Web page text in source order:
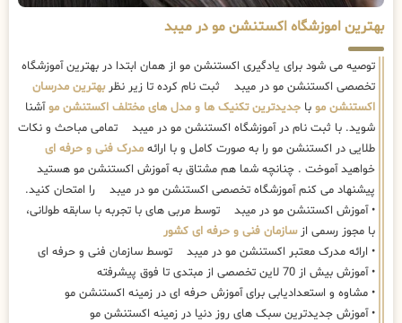
بهترین اموزشگاه اکستنشن مو در میبد
توصیه می شود برای یادگیری اکستنشن مو از همان ابتدا در بهترین آموزشگاه
تخصصی اکستنشن مو در میبد ثبت نام کرده تا زیر نظربهترین مدرسان
اکستنشن مو با جدیدترین تکنیک ها و مدل های مختلف اکستنشن موآشنا
شوید. با ثبت نام در آموزشگاه اکستنشن مو در میبد تمامی مباحث و نکات
طلایی در اکستنشن مو را به صورت کامل و با ارائه مدرک فنی و حرفه ای
خواهید آموخت . چنانچه شما هم مشتاق به آموزش اکستنشن مو هستید
پیشنهاد می کنم آموزشگاه تخصصی اکستنشن مو در میبد را امتحان کنید.
• آموزش اکستنشن مو در میبد توسط مربی های با تجربه با سابقه طولانی،
با مجوز رسمی ازسازمان فنی و حرفه ای کشور
• ارائه مدرک معتبر اکستنشن مو در میبد توسط سازمان فنی و حرفه ای
• آموزش بیش از 70 لاین تخصصی از مبتدی تا فوق پیشرفته
• مشاوه و استعدادیابی برای آموزش حرفه ای در زمینه اکستنشن مو
• آموزش جدیدترین سبک های روز دنیا در زمینه اکستنشن مو